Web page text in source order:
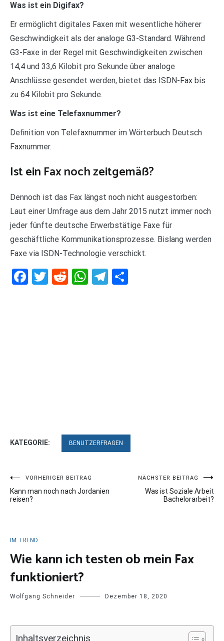
Was ist ein Digifax?
Er ermöglicht digitales Faxen mit wesentliche höherer
Geschwindigkeit als der analoge G3-Standard. Während
G3-Faxe in der Regel mit Geschwindigkeiten zwischen
14,4 und 33,6 Kilobit pro Sekunde über analoge
Anschlüsse gesendet werden, bietet das ISDN-Fax bis
zu 64 Kilobit pro Sekunde.
Was ist eine Telefaxnummer?
Definition von Telefaxnummer im Wörterbuch Deutsch
Faxnummer.
Ist ein Fax noch zeitgemäß?
Dennoch ist das Fax längst noch nicht ausgestorben:
Laut einer Umfrage aus dem Jahr 2015 nutzt immer noch
jeder fünfte deutsche Erwerbstätige Faxe für
geschäftliche Kommunikationsprozesse. Bislang werden
Faxe via ISDN-Technologie verschickt.
Facebook
Twitter
RedditWhatsApp
Telegram
KATEGORIE: BENUTZERFRAGEN
Beitragsnavigation
VORHERIGER BEITRAG
Kann man noch nach Jordanien
reisen?
NÄCHSTER BEITRAG
Was ist Soziale Arbeit
Bachelorarbeit?
IM TREND
Wie kann ich testen ob mein Fax
funktioniert?
Wolfgang Schneider Dezember 18, 2020
Inhaltsverzeichnis